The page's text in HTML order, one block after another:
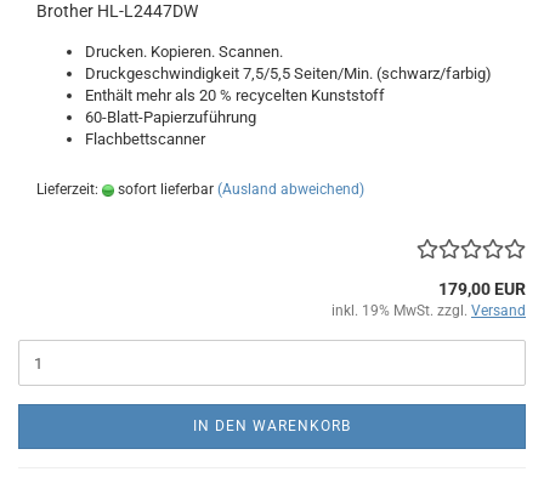
Brother HL-L2447DW
Drucken. Kopieren. Scannen.
Druckgeschwindigkeit 7,5/5,5 Seiten/Min. (schwarz/farbig)
Enthält mehr als 20 % recycelten Kunststoff
60-Blatt-Papierzuführung
Flachbettscanner
Lieferzeit: sofort lieferbar (Ausland abweichend)
179,00 EUR
inkl. 19% MwSt. zzgl. Versand
IN DEN WARENKORB